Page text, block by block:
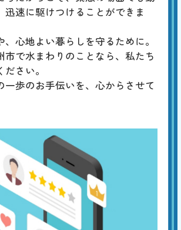
迅速に駆けつけることができま
心地よい暮らしを守るために。
市で水まわりのことなら、私たち
ださい。
一歩のお手伝いを、心からさせて